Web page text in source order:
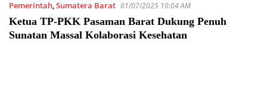
Pemerintah,Sumatera Barat 01/07/2025 10:04 AM
Ketua TP-PKK Pasaman Barat Dukung Penuh
Sunatan Massal Kolaborasi Kesehatan